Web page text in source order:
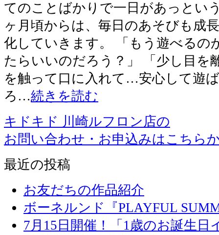
てのことばかりで一日があっとい
ヶ月頃からは、毎日のあそびも成
化していきます。 「もう遊べるの
たらいいのだろう？」 「少し目を
を触って口に入れて…安心して遊
ろ…続きを読む
キドキド 川崎ルフロン店の
お問い合わせ・お申込みはこちら
最近の投稿
お友だちの作品紹介
ボーネルンド『PLAYFUL
7月15日開催！「1歳のお誕生日